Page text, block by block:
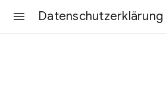
Datenschutzerklärung